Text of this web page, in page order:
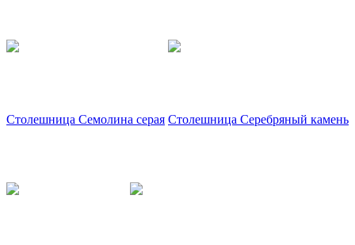
Столешница Семолина серая Столешница Серебряный камень